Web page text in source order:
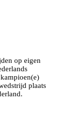
op eigen
plaats